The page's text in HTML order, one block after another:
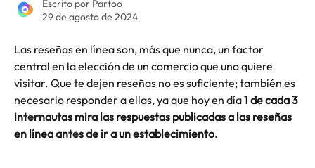
Escrito por Partoo
29 de agosto de 2024
Las reseñas en línea son, más que nunca, un factor
central en la elección de un comercio que uno quiere
visitar. Que te dejen reseñas no es suficiente; también es
necesario responder a ellas, ya que hoy en día 1 de cada 3
internautas mira las respuestas publicadas a las reseñas
en línea antes de ir a un establecimiento.